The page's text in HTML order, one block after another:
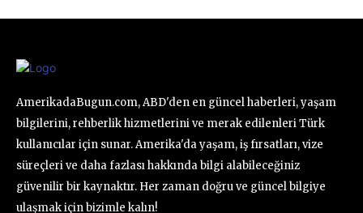
AmerikadaBugun.com, ABD'den en güncel haberleri, yaşam
bilgilerini, rehberlik hizmetlerini ve merak edilenleri Türk
kullanıcılar için sunar. Amerika'da yaşam, iş fırsatları, vize
süreçleri ve daha fazlası hakkında bilgi alabileceğiniz
güvenilir bir kaynaktır. Her zaman doğru ve güncel bilgiye
ulaşmak için bizimle kalın!